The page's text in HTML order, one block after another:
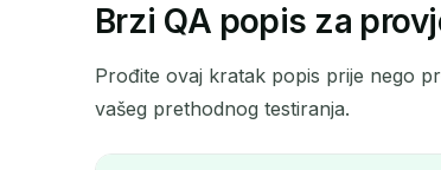
Brzi QA popis za
Prođite ovaj kratak popis prije nego
vašeg prethodnog testiranja.